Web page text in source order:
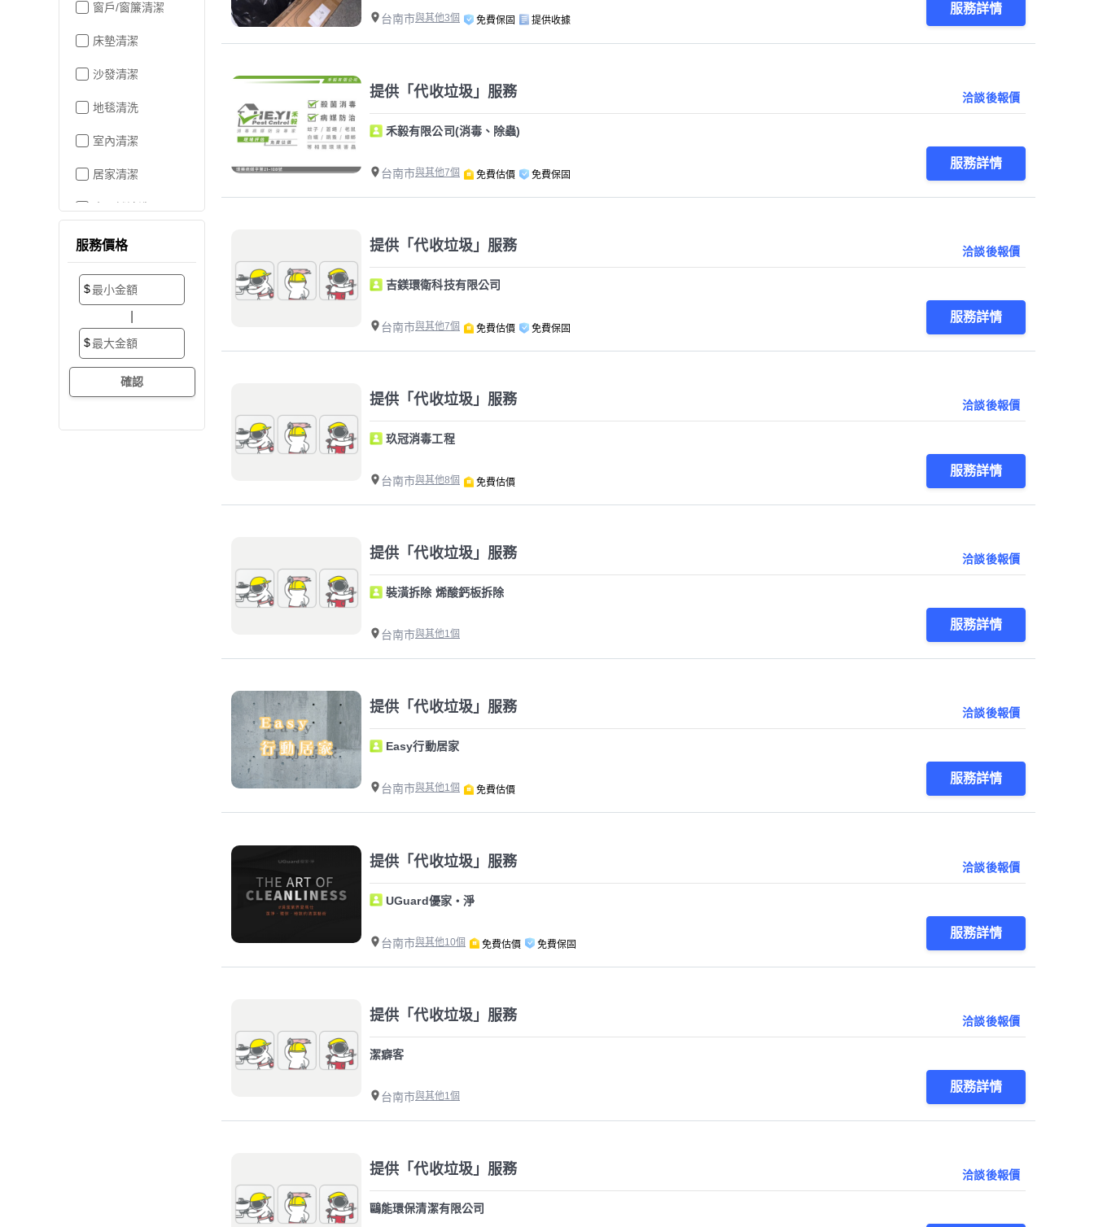
窗戶/窗簾清潔
床墊清潔
沙發清潔
地毯清洗
室內清潔
居家清潔
空屋打掃
居家收納
搬家/裝潢後清潔
大掃除
辦公室清潔
服務價格
$
$
台南市與其他3個 免費保固 提供收據
服務詳情
提供「代收垃圾」服務 洽談後報價
禾毅有限公司(消毒、除蟲)
台南市與其他7個 免費估價 免費保固
服務詳情
提供「代收垃圾」服務 洽談後報價
吉鎂環衛科技有限公司
台南市與其他7個 免費估價 免費保固
服務詳情
提供「代收垃圾」服務 洽談後報價
玖冠消毒工程
台南市與其他8個 免費估價
服務詳情
提供「代收垃圾」服務 洽談後報價
裝潢拆除 烯酸鈣板拆除
台南市與其他1個
服務詳情
提供「代收垃圾」服務 洽談後報價
Easy行動居家
台南市與其他1個 免費估價
服務詳情
提供「代收垃圾」服務 洽談後報價
UGuard優家・淨
台南市與其他10個 免費估價 免費保固
服務詳情
提供「代收垃圾」服務 洽談後報價
潔癖客
台南市與其他1個
服務詳情
提供「代收垃圾」服務 洽談後報價
鷗能環保清潔有限公司